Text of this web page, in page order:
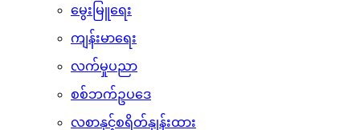
မွေးမြူရေး
ကျန်းမာရေး
လက်မှုပညာ
စစ်ဘက်ဥပဒေ
လစာနှင့်စရိတ်နှုန်းထား